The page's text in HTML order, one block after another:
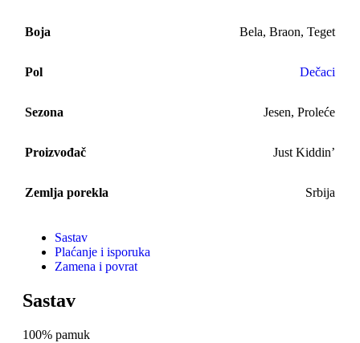
Boja Bela, Braon, Teget
Pol Dečaci
Sezona Jesen, Proleće
Proizvođač Just Kiddin’
Zemlja porekla Srbija
Sastav
Plaćanje i isporuka
Zamena i povrat
Sastav
100% pamuk